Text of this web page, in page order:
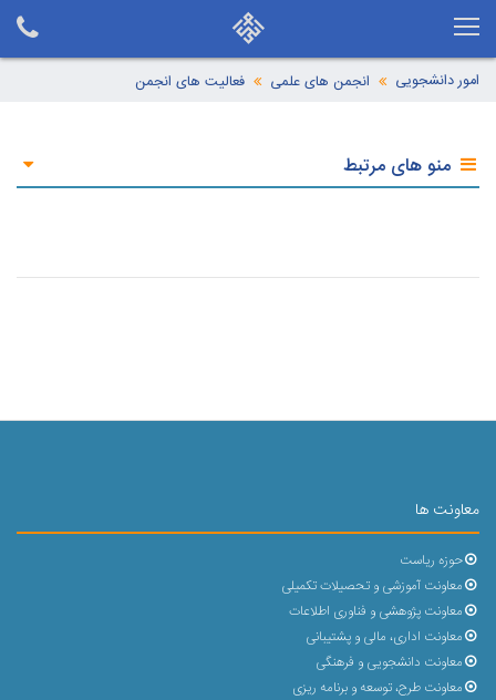
امور دانشجویی انجمن های علمی فعالیت های انجمن
منو های مرتبط
معاونت ها
حوزه ریاست
معاونت آموزشی و تحصیلات تکمیلی
معاونت پژوهشی و فناوری اطلاعات
معاونت اداری، مالی و پشتیبانی
معاونت دانشجویی و فرهنگی
معاونت طرح، توسعه و برنامه ریزی